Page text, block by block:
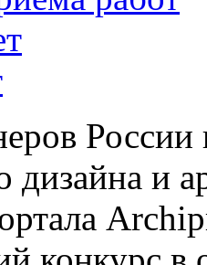
России
дизайна и